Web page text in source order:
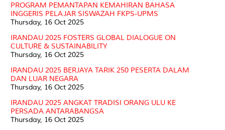
PROGRAM PEMANTAPAN KEMAHIRAN BAHASA
INGGERIS PELAJAR SISWAZAH FKPS-UPMS
Thursday, 16 Oct 2025
IRANDAU 2025 FOSTERS GLOBAL DIALOGUE ON
CULTURE & SUSTAINABILITY
Thursday, 16 Oct 2025
IRANDAU 2025 BERJAYA TARIK 250 PESERTA DALAM
DAN LUAR NEGARA
Thursday, 16 Oct 2025
IRANDAU 2025 ANGKAT TRADISI ORANG ULU KE
PERSADA ANTARABANGSA
Thursday, 16 Oct 2025